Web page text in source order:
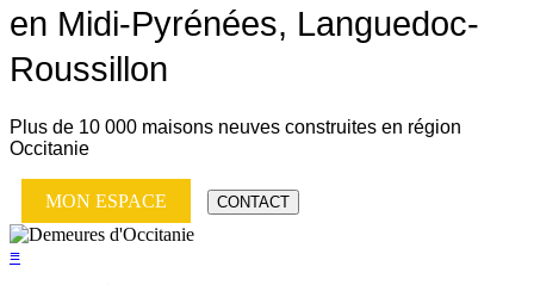
en Midi-Pyrénées, Languedoc-
Roussillon
Plus de 10 000 maisons neuves construites en région
Occitanie
MON ESPACE CONTACT
≡